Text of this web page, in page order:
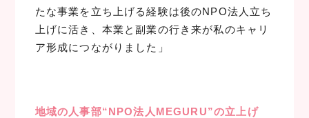
たな事業を立ち上げる経験は後のNPO法人立ち
上げに活き、本業と副業の行き来が私のキャリ
ア形成につながりました」
地域の人事部“NPO法人MEGURU”の立上げ